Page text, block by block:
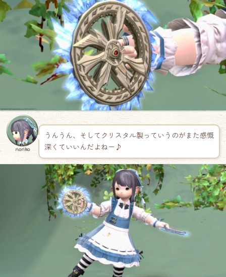
noriko
うんうん、そしてクリスタル製っていうのがまた感慨
深くていいんだよねー♪